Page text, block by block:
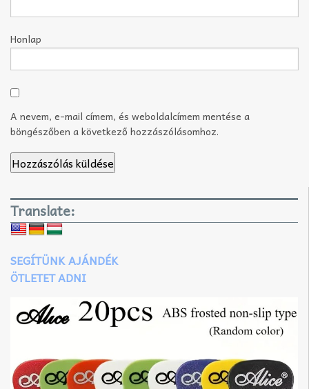
Honlap
A nevem, e-mail címem, és weboldalcímem mentése a
böngészőben a következő hozzászólásomhoz.
Translate:
SEGÍTÜNK AJÁNDÉK
ÖTLETET ADNI